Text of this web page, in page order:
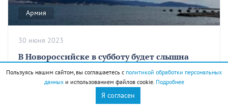
Армия
В Новороссийске в субботу будет слышна
30 июня 2023
Пользуясь нашим сайтом, вы соглашаетесь с политикой обработки персональных
данныхи использованием файлов cookie. Подробнее
Я согласен